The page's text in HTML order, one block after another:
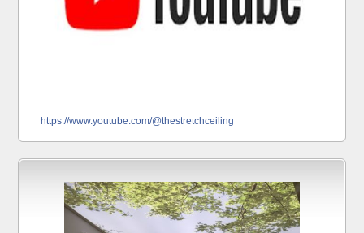
https://www.youtube.com/@thestretchceiling